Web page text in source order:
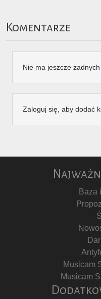
Komentarze
Nie ma jeszcze
Zaloguj się, aby dodać
Baza
Musicam
Musicam